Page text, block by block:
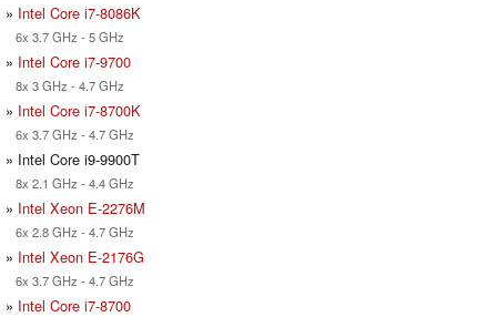
» Intel Core i7-8086K
6x 3.7 GHz - 5 GHz
» Intel Core i7-9700
8x 3 GHz - 4.7 GHz
» Intel Core i7-8700K
6x 3.7 GHz - 4.7 GHz
» Intel Core i9-9900T
8x 2.1 GHz - 4.4 GHz
» Intel Xeon E-2276M
6x 2.8 GHz - 4.7 GHz
» Intel Xeon E-2176G
6x 3.7 GHz - 4.7 GHz
» Intel Core i7-8700